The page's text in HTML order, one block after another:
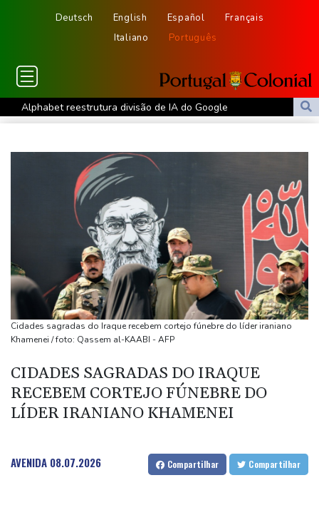
Deutsch English Español
Français
Italiano
Português
Alphabet reestrutura divisão de IA do Google
Ceuta alerta que situação dos menores migrantes é
Alemanha alerta para ‘nova ameaça’ após incidente em
aeroporto-chave para envios à Ucrânia
Mohamed Salah é recebido por multidão na Turquia e veste
camisa do Trabzonspor
Fifa tenta superar crise com pedidos de desculpas e 'apoio total'
a Infantino
Copom volta a reduzir Selic, a 14%, para conter a inflação
Favorito, Zverev perde em sua estreia contra Griekspoor no
Masters 1000 de Montreal
Filhote de hipopótamo da colônia de Escobar morre após ser
resgatado na Colômbia
Parte de um foguete da SpaceX colidiu com a Lua, segundo
cientistas
Cidades sagradas do Iraque recebem cortejo fúnebre do líder iraniano
Khamenei / foto: Qassem al-KAABI - AFP
CIDADES SAGRADAS DO IRAQUE
RECEBEM CORTEJO FÚNEBRE DO
LÍDER IRANIANO KHAMENEI
AVENIDA 08.07.2026 Compartilhar Compartilhar